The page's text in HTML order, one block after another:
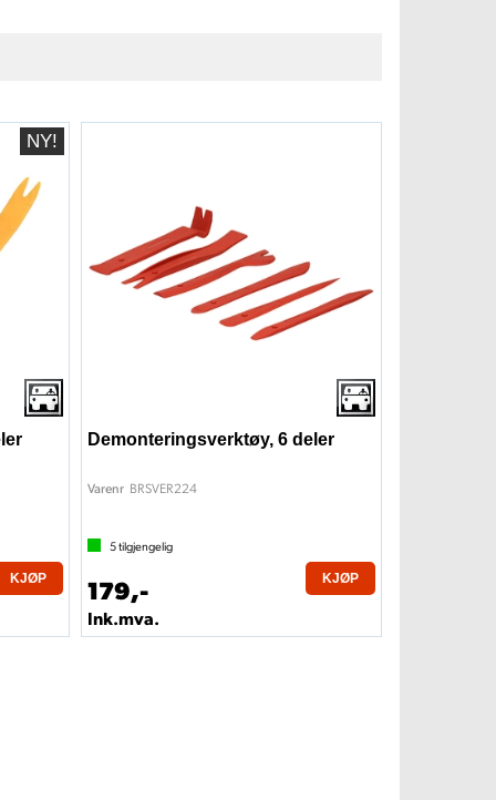
KJØP
Demonteringsverktøy, 6 deler
Varenr BRSVER224
5tilgjengelig
179,-
Ink.mva.
KJØP